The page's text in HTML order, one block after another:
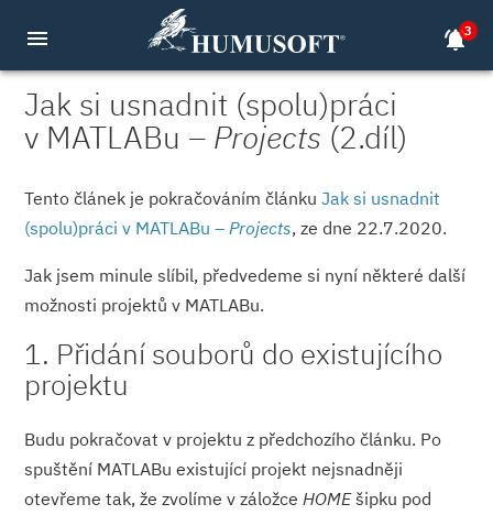
menu notifications_active3
Jak si usnadnit (spolu)práci
v MATLABu – Projects (2.díl)
Tento článek je pokračováním článkuJak si usnadnit
(spolu)práci v MATLABu – Projects, ze dne 22.7.2020.
Jak jsem minule slíbil, předvedeme si nyní některé další
možnosti projektů v MATLABu.
1. Přidání souborů do existujícího
projektu
Budu pokračovat v projektu z předchozího článku. Po
spuštění MATLABu existující projekt nejsnadněji
otevřeme tak, že zvolíme v záložce HOMEšipku pod